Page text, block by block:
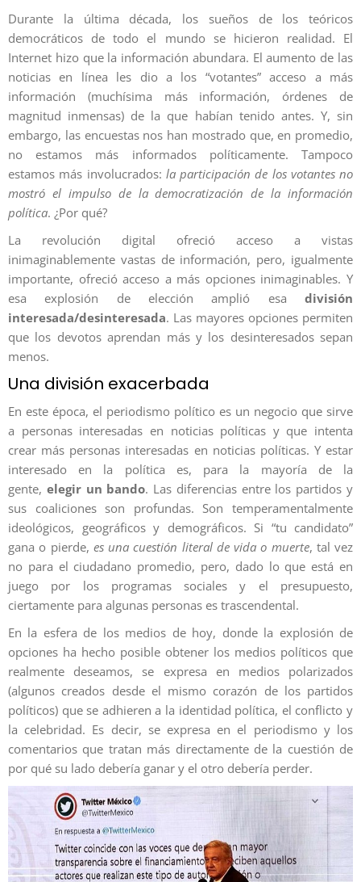
Durante la última década, los sueños de los teóricos
democráticos de todo el mundo se hicieron realidad. El
Internet hizo que la información abundara. El aumento de las
noticias en línea les dio a los “votantes” acceso a más
información (muchísima más información, órdenes de
magnitud inmensas) de la que habían tenido antes. Y, sin
embargo, las encuestas nos han mostrado que, en promedio,
no estamos más informados políticamente. Tampoco
estamos más involucrados: la participación de los votantes no
mostró el impulso de la democratización de la información
política. ¿Por qué?
La revolución digital ofreció acceso a vistas
inimaginablemente vastas de información, pero, igualmente
importante, ofreció acceso a más opciones inimaginables. Y
esa explosión de elección amplió esa división
interesada/desinteresada. Las mayores opciones permiten
que los devotos aprendan más y los desinteresados sepan
menos.
Una división exacerbada
En este época, el periodismo político es un negocio que sirve
a personas interesadas en noticias políticas y que intenta
crear más personas interesadas en noticias políticas. Y estar
interesado en la política es, para la mayoría de la
gente, elegir un bando. Las diferencias entre los partidos y
sus coaliciones son profundas. Son temperamentalmente
ideológicos, geográficos y demográficos. Si “tu candidato”
gana o pierde, es una cuestión literal de vida o muerte, tal vez
no para el ciudadano promedio, pero, dado lo que está en
juego por los programas sociales y el presupuesto,
ciertamente para algunas personas es trascendental.
En la esfera de los medios de hoy, donde la explosión de
opciones ha hecho posible obtener los medios políticos que
realmente deseamos, se expresa en medios polarizados
(algunos creados desde el mismo corazón de los partidos
políticos) que se adhieren a la identidad política, el conflicto y
la celebridad. Es decir, se expresa en el periodismo y los
comentarios que tratan más directamente de la cuestión de
por qué su lado debería ganar y el otro debería perder.